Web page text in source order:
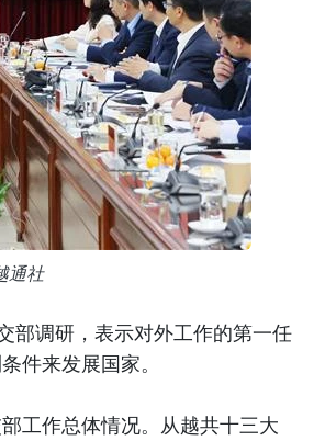
通社
部调研，表示对外工作的第一任
件来发展国家。
工作总体情况。从越共十三大